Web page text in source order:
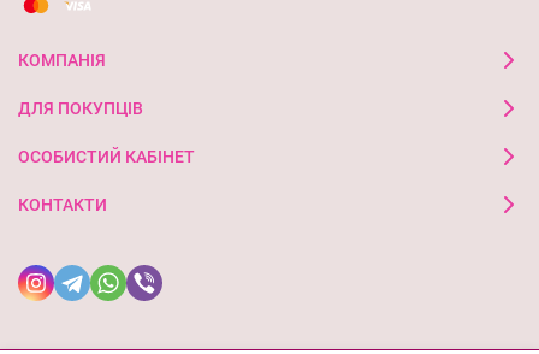
КОМПАНІЯ
ДЛЯ ПОКУПЦІВ
ОСОБИСТИЙ КАБІНЕТ
КОНТАКТИ